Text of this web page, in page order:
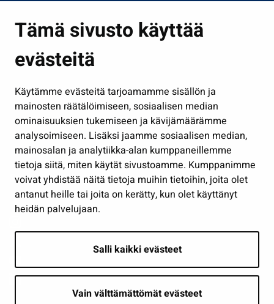
Tämä sivusto käyttää
evästeitä
Käytämme evästeitä tarjoamamme sisällön ja
mainosten räätälöimiseen, sosiaalisen median
ominaisuuksien tukemiseen ja kävijämäärämme
analysoimiseen. Lisäksi jaamme sosiaalisen median,
mainosalan ja analytiikka-alan kumppaneillemme
tietoja siitä, miten käytät sivustoamme. Kumppanimme
voivat yhdistää näitä tietoja muihin tietoihin, joita olet
antanut heille tai joita on kerätty, kun olet käyttänyt
heidän palvelujaan.
Salli kaikki evästeet
Vain välttämättömät evästeet
Kasvatus ja opetus
Kulttuuri ja liikunta
Työ ja yrittäminen
Osallistu ja asioi
Näytä omat evästeasetukseni
Seuraa meitä